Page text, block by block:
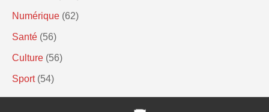
Numérique (62)
Santé (56)
Culture (56)
Sport (54)